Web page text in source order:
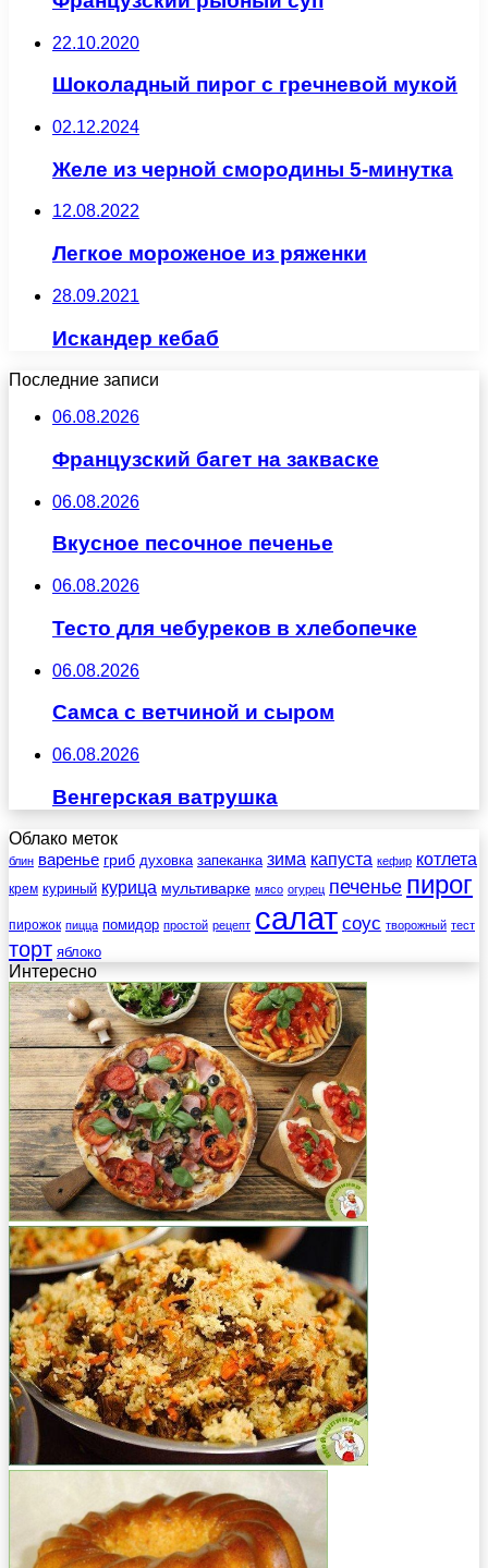
22.10.2020
Шоколадный пирог с гречневой мукой
02.12.2024
Желе из черной смородины 5-минутка
12.08.2022
Легкое мороженое из ряженки
28.09.2021
Искандер кебаб
Последние записи
06.08.2026
Французский багет на закваске
06.08.2026
Вкусное песочное печенье
06.08.2026
Тесто для чебуреков в хлебопечке
06.08.2026
Самса с ветчиной и сыром
06.08.2026
Венгерская ватрушка
Облако меток
блин варенье гриб духовка запеканка зима капуста кефир котлета
крем куриный курица мультиварке мясо огурец печенье пирог
пирожок пицца помидор простой рецепт салат соус творожный тест
торт яблоко
Интересно